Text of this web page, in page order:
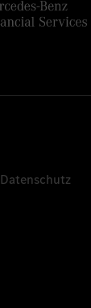
Datenschutz